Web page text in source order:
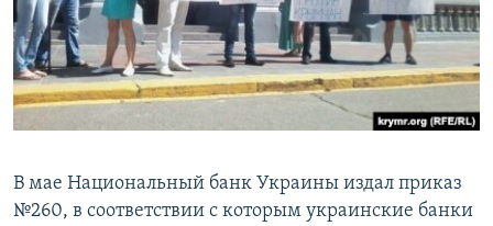
В мае Национальный банк Украины издал приказ
№260, в соответствии с которым украинские банки